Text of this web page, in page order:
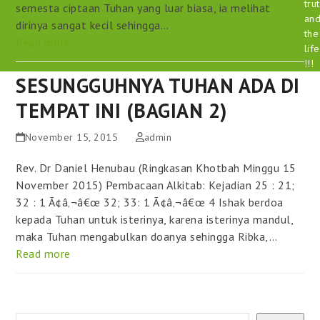
semesta ciptaan Tuhan yang luar biasa, ia melihat
dirinya sangat kecil sehingga…
SESUNGGUHNYA TUHAN ADA DI
TEMPAT INI (BAGIAN 2)
November 15, 2015 admin
Rev. Dr Daniel Henubau (Ringkasan Khotbah Minggu 15
November 2015) Pembacaan Alkitab: Kejadian 25 : 21;
32 : 1 Ã¢â‚¬â€œ 32; 33: 1 Ã¢â‚¬â€œ 4 Ishak berdoa
kepada Tuhan untuk isterinya, karena isterinya mandul,
maka Tuhan mengabulkan doanya sehingga Ribka,…
Read more
the
life
!!!